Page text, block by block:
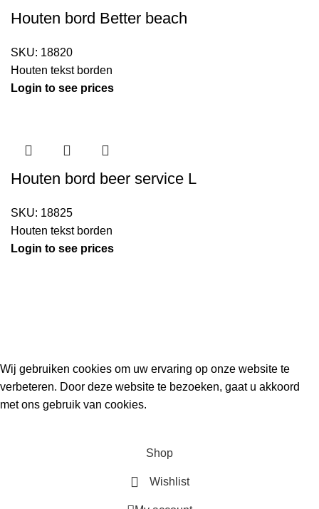
Houten bord Better beach
SKU: 18820
Houten tekst borden
Login to see prices
Houten bord beer service L
SKU: 18825
Houten tekst borden
Login to see prices
Wij gebruiken cookies om uw ervaring op onze website te
verbeteren. Door deze website te bezoeken, gaat u akkoord
met ons gebruik van cookies.
Shop
Wishlist